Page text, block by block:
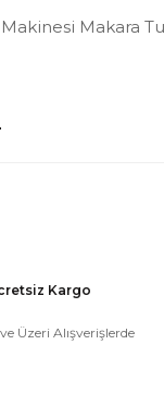
Makara
Kargo
Üzeri Alışverişlerde